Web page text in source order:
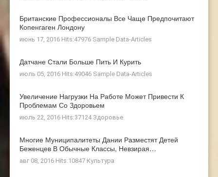
Британские Профессионалы Все Чаще Предпочитают
Копенгаген Лондону
июнь 17, 2016 Hits:47976 Sample Data-Articles
Датчане Стали Больше Пить И Курить
июль 05, 2016 Hits:49046 Sample Data-Articles
Увеличение Нагрузки На Работе Может Привести К
Проблемам Со Здоровьем
июль 22, 2016 Hits:37124 Здоровье
Многие Муниципалитеты Дании Разместят Детей
Беженцев В Обычные Классы, Невзирая…
авг 08, 2016 Hits:10847 Культура